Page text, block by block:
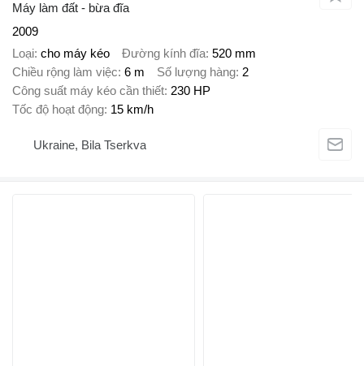
Máy làm đất - bừa đĩa
2009
Loại cho máy kéo Đường kính đĩa 520 mm
Chiều rộng làm việc 6 m Số lượng hàng 2
Công suất máy kéo cần thiết 230 HP
Tốc độ hoạt động 15 km/h
Ukraine, Bila Tserkva